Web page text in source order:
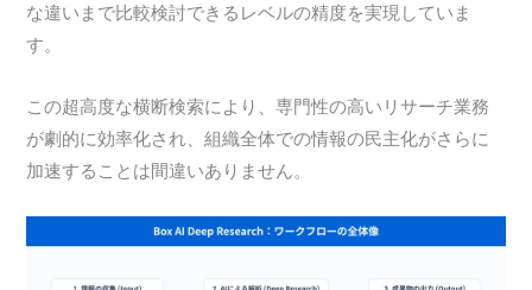
な違いまで比較検討できるレベルの精度を実現していま
す。
この超高度な横断検索により、専門性の高いリサーチ業務
が劇的に効率化され、組織全体での情報の民主化がさらに
加速することは間違いありません。